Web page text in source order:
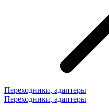
Переходники, адаптеры
Переходники, адаптеры